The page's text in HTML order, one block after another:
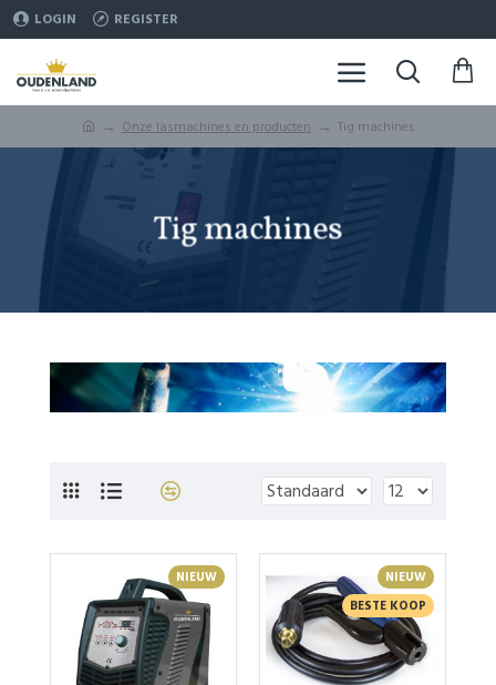
LOGIN REGISTER
Onze lasmachines en producten Tig machines
Tig machines
NIEUW
NIEUW
BESTE KOOP